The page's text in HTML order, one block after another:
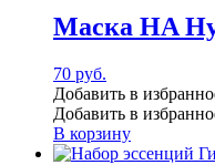
Маска HA
70 руб.
Добавить в
Добавить в
В корзину